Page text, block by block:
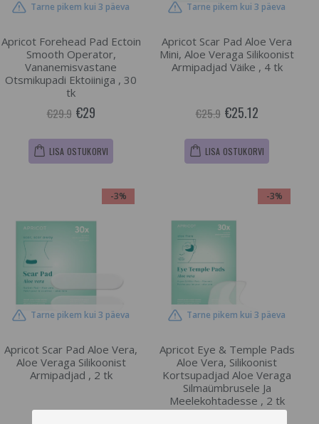
Tarne pikem kui 3 päeva
Apricot Forehead Pad Ectoin
Smooth Operator,
Vananemisvastane
Otsmikupadi Ektoiiniga , 30
tk
€29.9 €29
LISA OSTUKORVI
Tarne pikem kui 3 päeva
Apricot Scar Pad Aloe Vera
Mini, Aloe Veraga Silikoonist
Armipadjad Väike , 4 tk
€25.9 €25.12
LISA OSTUKORVI
-3%
Tarne pikem kui 3 päeva
Apricot Scar Pad Aloe Vera,
Aloe Veraga Silikoonist
Armipadjad , 2 tk
-3%
Tarne pikem kui 3 päeva
Apricot Eye & Temple Pads
Aloe Vera, Silikoonist
Kortsupadjad Aloe Veraga
Silmaümbrusele Ja
Meelekohtadesse , 2 tk